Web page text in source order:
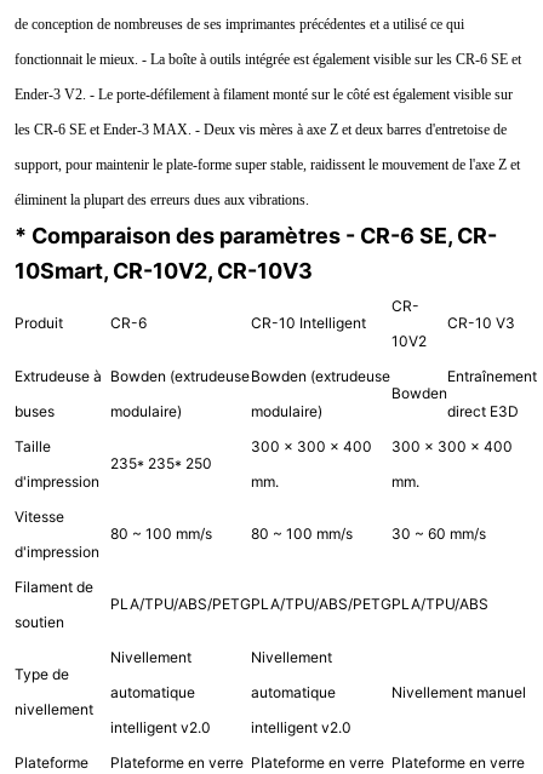
de conception de nombreuses de ses imprimantes précédentes et a utilisé ce qui
fonctionnait le mieux. - La boîte à outils intégrée est également visible sur les CR-6 SE et
Ender-3 V2. - Le porte-défilement à filament monté sur le côté est également visible sur
les CR-6 SE et Ender-3 MAX. - Deux vis mères à axe Z et deux barres d'entretoise de
support, pour maintenir le plate-forme super stable, raidissent le mouvement de l'axe Z et
éliminent la plupart des erreurs dues aux vibrations.
* Comparaison des paramètres - CR-6 SE, CR-
10Smart, CR-10V2, CR-10V3
Produit CR-6 CR-10 Intelligent
CR-
10V2
CR-10 V3
Extrudeuse à
buses
Bowden (extrudeuse
modulaire)
Bowden (extrudeuse
modulaire)
Bowden
Entraînement
direct E3D
Taille
d'impression
235* 235* 250
300 x 300 x 400
mm.
300 x 300 x 400
mm.
Vitesse
d'impression
80 ~ 100 mm/s 80 ~ 100 mm/s 30 ~ 60 mm/s
Filament de
soutien
PLA/TPU/ABS/PETGPLA/TPU/ABS/PETGPLA/TPU/ABS
Type de
nivellement
Nivellement
automatique
intelligent v2.0
Nivellement
automatique
intelligent v2.0
Nivellement manuel
Plateforme
Plateforme en verre Plateforme en verre Plateforme en verre